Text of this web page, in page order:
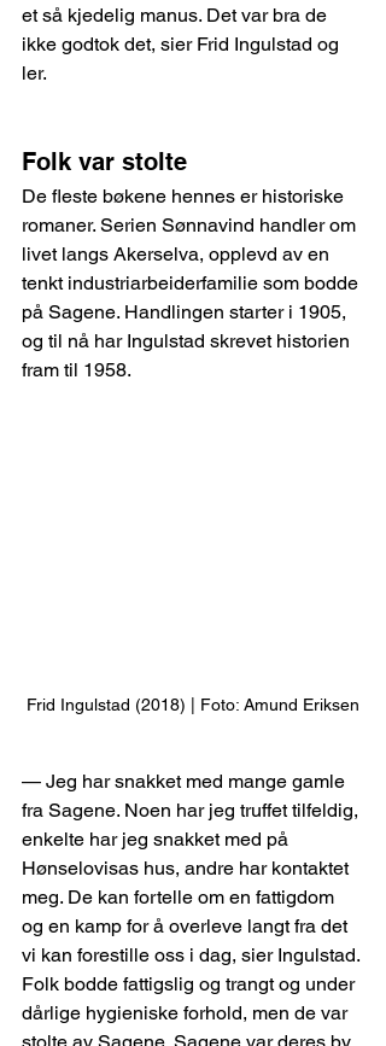
et så kjedelig manus. Det var bra de
ikke godtok det, sier Frid Ingulstad og
ler.
Folk var stolte
De fleste bøkene hennes er historiske
romaner. Serien Sønnavind handler om
livet langs Akerselva, opplevd av en
tenkt industriarbeiderfamilie som bodde
på Sagene. Handlingen starter i 1905,
og til nå har Ingulstad skrevet historien
fram til 1958.
Frid Ingulstad (2018) | Foto: Amund Eriksen
— Jeg har snakket med mange gamle
fra Sagene. Noen har jeg truffet tilfeldig,
enkelte har jeg snakket med på
Hønselovisas hus, andre har kontaktet
meg. De kan fortelle om en fattigdom
og en kamp for å overleve langt fra det
vi kan forestille oss i dag, sier Ingulstad.
Folk bodde fattigslig og trangt og under
dårlige hygieniske forhold, men de var